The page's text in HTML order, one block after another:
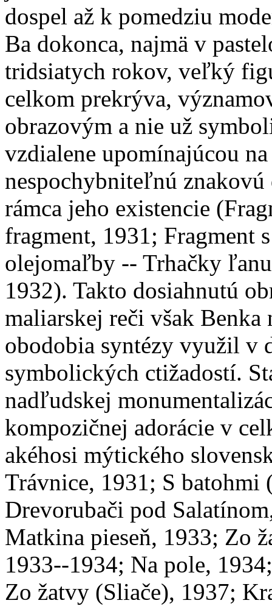
dospel až k pomedziu
Ba dokonca, najmä v
tridsiatych rokov, veľký
celkom prekrýva,
obrazovým a nie už
vzdialene upomínajúcou
nespochybniteľnú
rámca jeho existencie
fragment, 1931; Fragment
olejomaľby -- Trhačky
1932). Takto dosiahnutú
maliarskej reči však
obodobia syntézy využil v
symbolických ctižadostí.
nadľudskej
kompozičnej adorácie v
akéhosi mýtického
Trávnice, 1931; S batohmi
Drevorubači pod
Matkina pieseň, 1933; Zo
1933--1934; Na pole,
Zo žatvy (Sliače), 1937;